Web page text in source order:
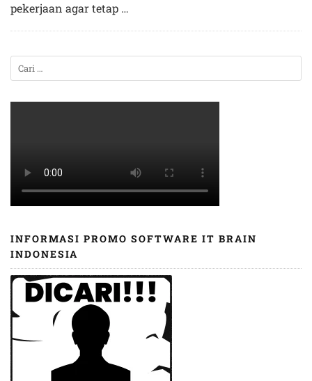
pekerjaan agar tetap …
INFORMASI PROMO SOFTWARE IT BRAIN
INDONESIA